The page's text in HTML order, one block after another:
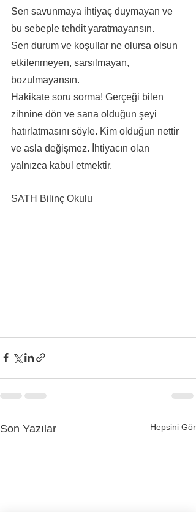
Sen savunmaya ihtiyaç duymayan ve
bu sebeple tehdit yaratmayansın.
Sen durum ve koşullar ne olursa olsun
etkilenmeyen, sarsılmayan,
bozulmayansın.
Hakikate soru sorma! Gerçeği bilen
zihnine dön ve sana olduğun şeyi
hatırlatmasını söyle. Kim olduğun nettir
ve asla değişmez. İhtiyacın olan
yalnızca kabul etmektir.
SATH Bilinç Okulu
Son Yazılar Hepsini Gör